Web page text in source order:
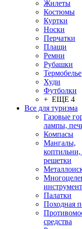
Жилеты
Костюмы
Куртки
Носки
Перчатки
Плащи
Ремни
Рубашки
Термобелье
Худи
Футболки
+ ЕЩЕ 4
Все для туризма
Газовые
лампы,
Компасы
Мангалы,
коптильни,
решетки
инструмент
Палатки
Походная
средства